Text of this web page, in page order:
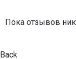
Пока отзывов
Back